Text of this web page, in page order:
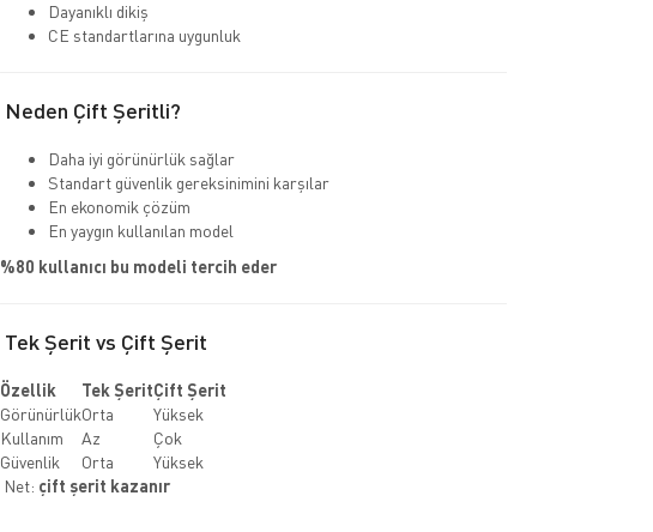
Dayanıklı dikiş
CE standartlarına uygunluk
Neden Çift Şeritli?
Daha iyi görünürlük sağlar
Standart güvenlik gereksinimini karşılar
En ekonomik çözüm
En yaygın kullanılan model
%80 kullanıcı bu modeli tercih eder
Tek Şerit vs Çift Şerit
Özellik Tek ŞeritÇift Şerit
GörünürlükOrta
Yüksek
Kullanım
Az
Çok
Güvenlik
Orta
Yüksek
Net: çift şerit kazanır